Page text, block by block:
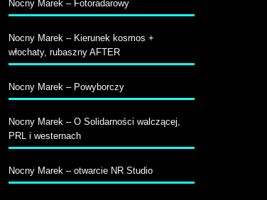
Nocny Marek – Fotoradarowy
Nocny Marek – Kierunek kosmos +
włochaty, rubaszny AFTER
Nocny Marek – Powyborczy
Nocny Marek – O Solidarności walczącej,
PRL i westernach
Nocny Marek – otwarcie NR Studio